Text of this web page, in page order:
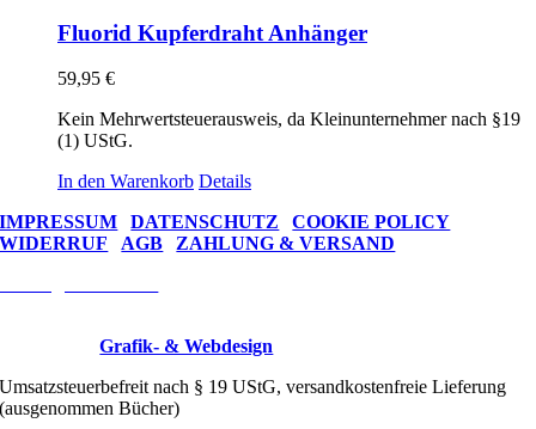
Fluorid Kupferdraht Anhänger
59,95 €
Kein Mehrwertsteuerausweis, da Kleinunternehmer nach §19
(1) UStG.
In den Warenkorb Details
IMPRESSUM |DATENSCHUTZ |COOKIE POLICY
WIDERRUF |AGB |ZAHLUNG & VERSAND
Grafik- & Webdesign
Umsatzsteuerbefreit nach § 19 UStG, versandkostenfreie Lieferung
(ausgenommen Bücher)